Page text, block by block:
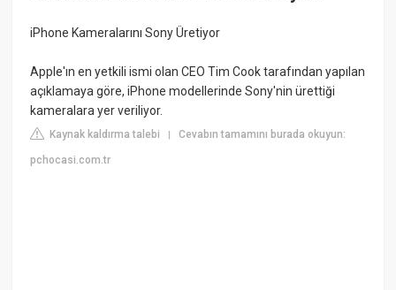
iPhone Kameralarını Sony Üretiyor
Apple'ın en yetkili ismi olan CEO Tim Cook tarafından yapılan
açıklamaya göre, iPhone modellerinde Sony'nin ürettiği
kameralara yer veriliyor.
Kaynak kaldırma talebi |Cevabın tamamını burada okuyun:
pchocasi.com.tr